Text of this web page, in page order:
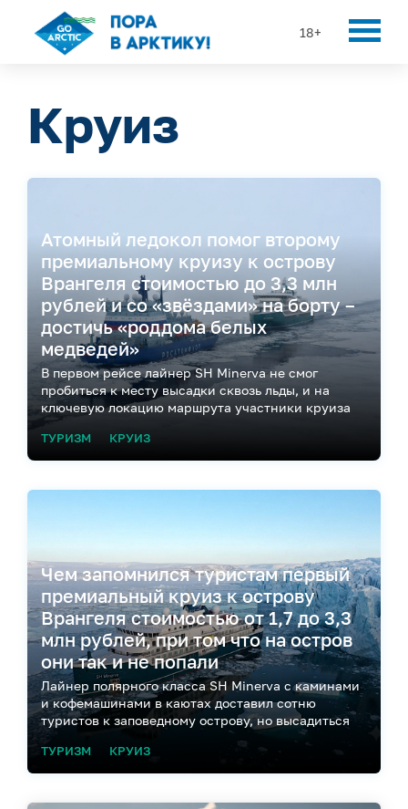
18+
Круиз
Атомный ледокол помог второму
премиальному круизу к острову
Врангеля стоимостью до 3,3 млн
рублей и со «звёздами» на борту –
достичь «роддома белых
медведей»
В первом рейсе лайнер SH Minerva не смог
пробиться к месту высадки сквозь льды, и на
ключевую локацию маршрута участники круиза
так и не попали
ТУРИЗМ КРУИЗ
Чем запомнился туристам первый
премиальный круиз к острову
Врангеля стоимостью от 1,7 до 3,3
млн рублей, при том что на остров
они так и не попали
Лайнер полярного класса SH Minerva с каминами
и кофемашинами в каютах доставил сотню
туристов к заповедному острову, но высадиться
они не смогли – помешали льды
ТУРИЗМ КРУИЗ